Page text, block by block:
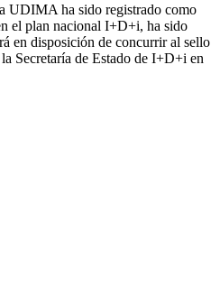
UDIMA ha sido registrado como
el plan nacional I+D+i, ha sido
en disposición de concurrir al sello
Secretaría de Estado de I+D+i en